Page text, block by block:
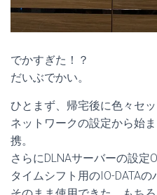
でかすぎた！？
だいぶでかい。
ひとまず、帰宅後に色々セッ
ネットワークの設定から始
携。
さらにDLNAサーバーの設定
タイムシフト用のIO-DATA